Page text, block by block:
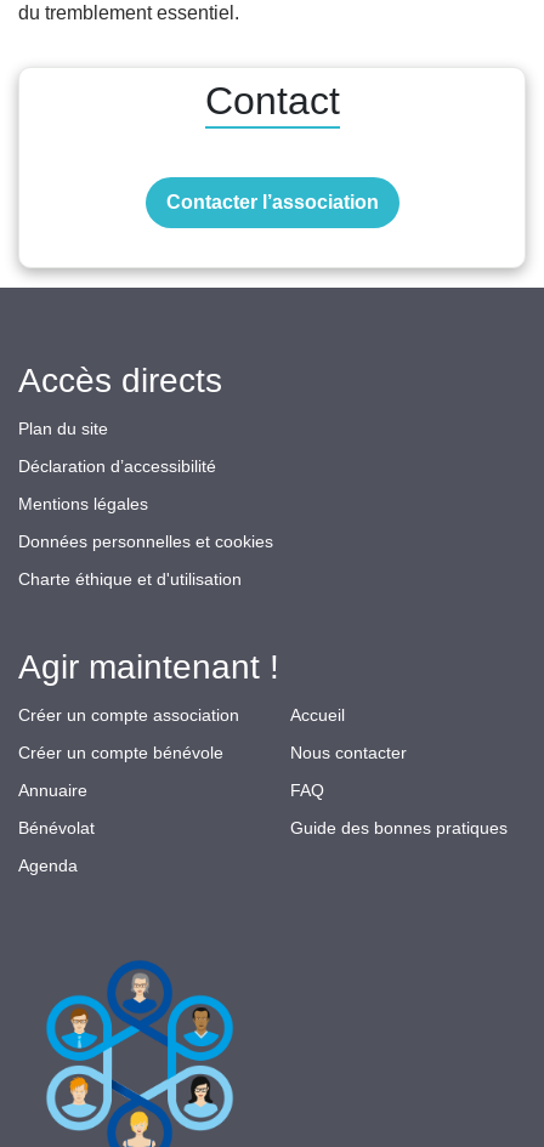
du tremblement essentiel.
Contact
Contacter l’association
Accès directs
Plan du site
Déclaration d’accessibilité
Mentions légales
Données personnelles et cookies
Charte éthique et d'utilisation
Agir maintenant !
Créer un compte association
Créer un compte bénévole
Annuaire
Bénévolat
Agenda
Accueil
Nous contacter
FAQ
Guide des bonnes pratiques